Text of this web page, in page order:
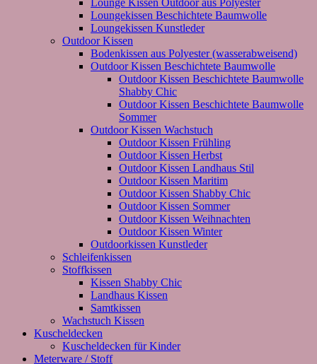
Loungekissen Beschichtete Baumwolle
Loungekissen Kunstleder
Outdoor Kissen
Bodenkissen aus Polyester (wasserabweisend)
Outdoor Kissen Beschichtete Baumwolle
Outdoor Kissen Beschichtete Baumwolle
Shabby Chic
Outdoor Kissen Beschichtete Baumwolle
Sommer
Outdoor Kissen Wachstuch
Outdoor Kissen Frühling
Outdoor Kissen Herbst
Outdoor Kissen Landhaus Stil
Outdoor Kissen Maritim
Outdoor Kissen Shabby Chic
Outdoor Kissen Sommer
Outdoor Kissen Weihnachten
Outdoor Kissen Winter
Outdoorkissen Kunstleder
Schleifenkissen
Stoffkissen
Kissen Shabby Chic
Landhaus Kissen
Samtkissen
Wachstuch Kissen
Kuscheldecken
Kuscheldecken für Kinder
Meterware / Stoff